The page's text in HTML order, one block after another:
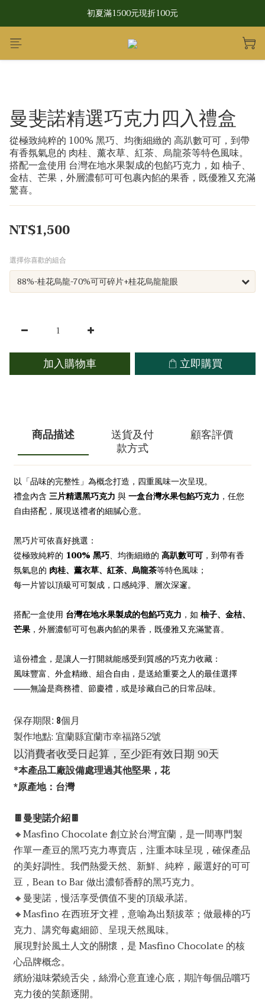
CRAFTED WITH LOVE IN TAIWAN
初夏滿1500元現折100元
CRAFTED WITH LOVE IN TAIWAN
曼斐諾精選巧克力四入禮盒
從極致純粹的 100% 黑巧、均衡細緻的 高趴數可可，到帶
有香氛氣息的 肉桂、薰衣草、紅茶、烏龍茶等特色風味。
搭配一盒使用 台灣在地水果製成的包餡巧克力，如 柚子、
金桔、芒果，外層濃郁可可包裹內餡的果香，既優雅又充滿
驚喜。
NT$1,500
選擇你喜歡的組合
加入購物車 立即購買
商品描述 送貨及付
款方式
顧客評價
以「品味的完整性」為概念打造，四重風味一次呈現。
禮盒內含 三片精選黑巧克力 與 一盒台灣水果包餡巧克力 ，任您
自由搭配，展現送禮者的細膩心意。
黑巧片可依喜好挑選：
從極致純粹的 100% 黑巧 、均衡細緻的 高趴數可可 ，到帶有香
氛氣息的 肉桂、薰衣草、紅茶、烏龍茶等特色風味；
每一片皆以頂級可可製成，口感純淨、層次深邃。
搭配一盒使用 台灣在地水果製成的包餡巧克力 ，如 柚子、金桔、
芒果 ，外層濃郁可可包裹內餡的果香，既優雅又充滿驚喜。
這份禮盒，是讓人一打開就能感受到質感的巧克力收藏：
風味豐富、外盒精緻、組合自由，是送給重要之人的最佳選擇
——無論是商務禮、節慶禮，或是珍藏自己的日常品味。
保存期限: 8個月
製作地點: 宜蘭縣宜蘭市幸福路52號
以消費者收受日起算，至少距有效日期 90天
*本產品工廠設備處理過其他堅果，花
*原產地：台灣
🍫曼斐諾介紹🍫
🔸Masfino Chocolate 創立於台灣宜蘭，是一間專門製
作單一產豆的黑巧克力專賣店，注重本味呈現，確保產品
的美好調性。我們熱愛天然、新鮮、純粹，嚴選好的可可
豆，Bean to Bar 做出濃郁香醇的黑巧克力。
🔸曼斐諾，慢活享受價值不斐的頂級承諾。
🔸Masfino 在西班牙文裡，意喻為出類拔萃；做最棒的巧
克力、講究每處細節、呈現天然風味。
展現對於風土人文的關懷，是 Masfino Chocolate 的核
心品牌概念。
繽紛滋味縈繞舌尖，絲滑心意直達心底，期許每個品嚐巧
克力後的笑顏逐開。